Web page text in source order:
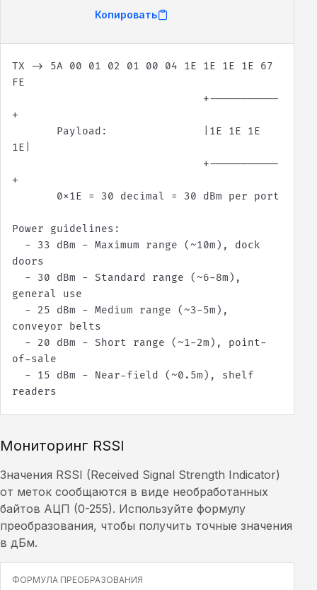
Копировать
TX -> 5A 00 01 02 01 00 04 1E 1E 1E 1E 67
readers
Мониторинг RSSI
Значения RSSI (Received Signal Strength Indicator)
от меток сообщаются в виде необработанных
байтов АЦП (0-255). Используйте формулу
преобразования, чтобы получить точные значения
в дБм.
ФОРМУЛА ПРЕОБРАЗОВАНИЯ